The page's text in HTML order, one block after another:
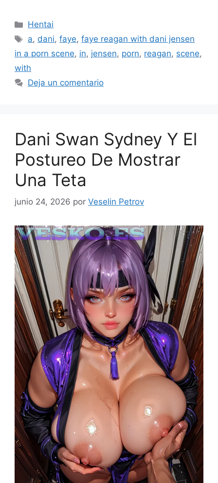
Categorías
Hentai
Etiquetas
a, dani,faye,faye reagan with dani jensen
in a porn scene, in, jensen, porn, reagan, scene,
with
Deja un comentario
Dani Swan Sydney Y El
Postureo De Mostrar
Una Teta
junio 24, 2026 por Veselin Petrov